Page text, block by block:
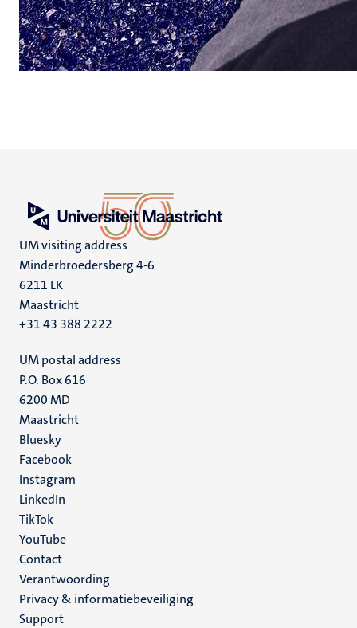
UM visiting address
Minderbroedersberg 4-6
6211 LK
Maastricht
+31 43 388 2222
UM postal address
P.O. Box 616
6200 MD
Maastricht
Social
media
Bluesky
Facebook
Instagram
LinkedIn
TikTok
YouTube
Menu
footer
(NL)
Contact
Verantwoording
Privacy & informatiebeveiliging
Support